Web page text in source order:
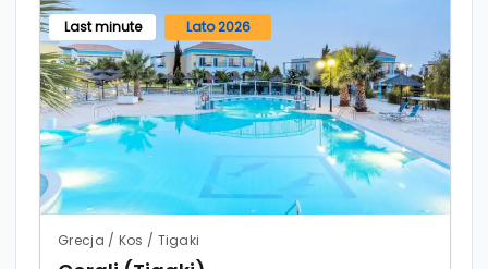
Last minute Lato 2026
Grecja / Kos / Tigaki